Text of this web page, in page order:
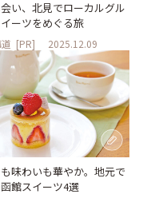
い、北見でローカルグル
ーツをめぐる旅
[PR] 2025.12.09
味わいも華やか。地元で
館スイーツ4選